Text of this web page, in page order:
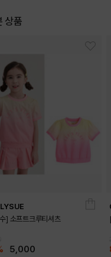
상품
] 소프트크루티셔츠
5,000